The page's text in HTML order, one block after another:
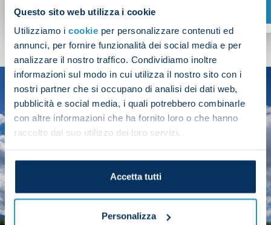
Questo sito web utilizza i cookie
Utilizziamo i cookie per personalizzare contenuti ed
annunci, per fornire funzionalità dei social media e per
analizzare il nostro traffico. Condividiamo inoltre
informazioni sul modo in cui utilizza il nostro sito con i
nostri partner che si occupano di analisi dei dati web,
pubblicità e social media, i quali potrebbero combinarle
con altre informazioni che ha fornito loro o che hanno
raccolto dal suo utilizzo dei loro servizi.
Accetta tutti
Personalizza
SHOP NOW
SEASON
2025/26
FOLLOW THE CHAMPS' JOURNEY